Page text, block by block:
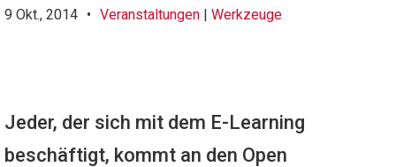
9 Okt., 2014 • Veranstaltungen | Werkzeuge
Jeder, der sich mit dem E-Learning
beschäftigt, kommt an den Open